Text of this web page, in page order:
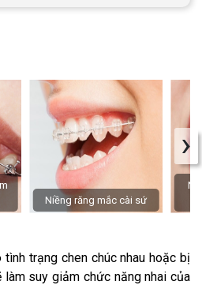
Niềng răng mắc cài sứ
›
trạng chen chúc nhau hoặc bị
suy giảm chức năng nhai của